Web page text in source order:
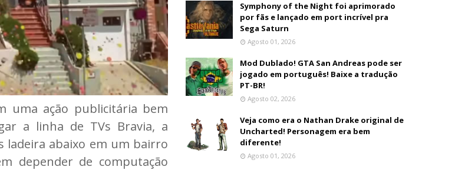
uma ação publicitária bem
a linha de TVs Bravia, a
ladeira abaixo em um bairro
depender de computação
Symphony of the Night foi aprimorado
por fãs e lançado em port incrível pra
Sega Saturn
Agosto 01, 2026
Mod Dublado! GTA San Andreas pode ser
jogado em português! Baixe a tradução
PT-BR!
Agosto 02, 2026
Veja como era o Nathan Drake original de
Uncharted! Personagem era bem
diferente!
Agosto 01, 2026